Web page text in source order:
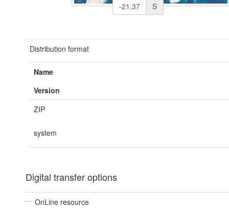
S
Distribution format
Name
Version
ZIP
system
Digital transfer options
OnLine resource